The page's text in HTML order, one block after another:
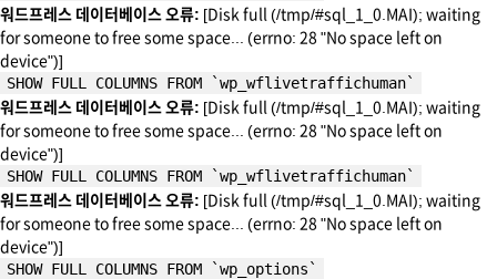
워드프레스 데이터베이스 오류: [Disk full (/tmp/#sql_1_0.MAI); waiting
for someone to free some space... (errno: 28 "No space left on
device")]
SHOW FULL COLUMNS FROM `wp_wflivetraffichuman`
워드프레스 데이터베이스 오류: [Disk full (/tmp/#sql_1_0.MAI); waiting
for someone to free some space... (errno: 28 "No space left on
device")]
SHOW FULL COLUMNS FROM `wp_wflivetraffichuman`
워드프레스 데이터베이스 오류: [Disk full (/tmp/#sql_1_0.MAI); waiting
for someone to free some space... (errno: 28 "No space left on
device")]
SHOW FULL COLUMNS FROM `wp_options`